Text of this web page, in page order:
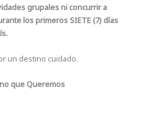
grupales ni concurrir a
los primeros SIETE (7) días
un destino cuidado.
que Queremos